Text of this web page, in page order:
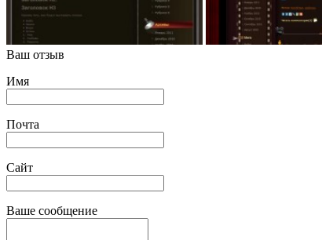
Ваш отзыв
Имя
Почта
Сайт
Ваше сообщение